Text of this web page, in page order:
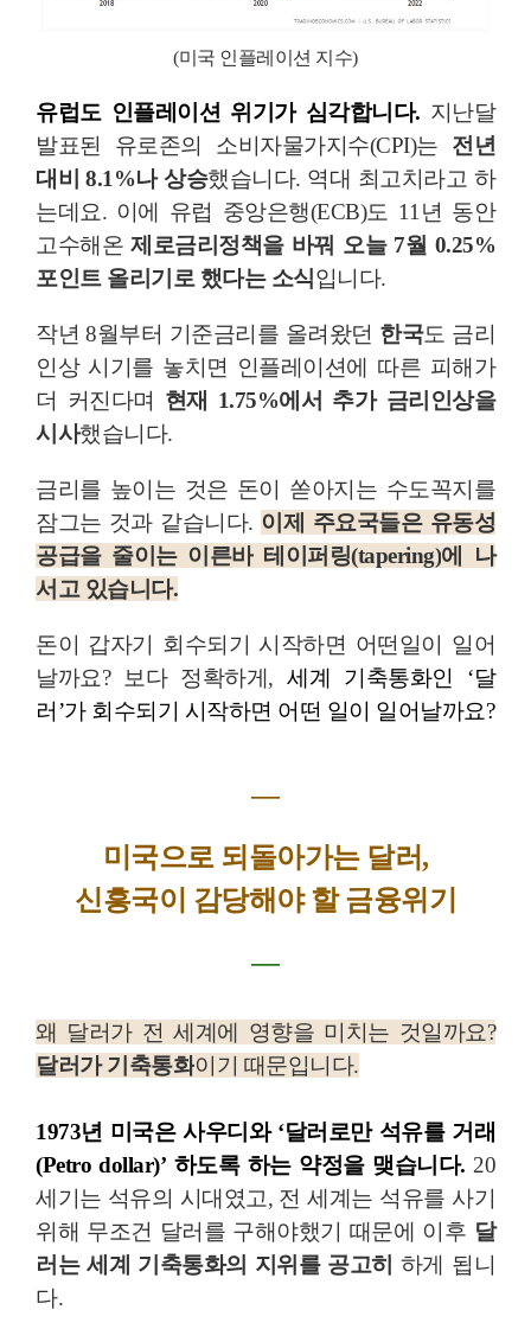
(미국 인플레이션 지수)
유럽도 인플레이션 위기가 심각합니다. 지난달
발표된 유로존의 소비자물가지수(CPI)는 전년
대비 8.1%나 상승했습니다. 역대 최고치라고 하
는데요. 이에 유럽 중앙은행(ECB)도 11년 동안
고수해온제로금리정책을 바꿔 오늘 7월 0.25%
포인트 올리기로 했다는 소식입니다.
작년 8월부터 기준금리를 올려왔던 한국도 금리
인상 시기를 놓치면 인플레이션에 따른 피해가
더 커진다며 현재 1.75%에서 추가 금리인상을
시사했습니다.
금리를 높이는 것은 돈이 쏟아지는 수도꼭지를
잠그는 것과 같습니다. 이제 주요국들은 유동성
공급을 줄이는이른바 테이퍼링(tapering)에 나
서고 있습니다.
돈이 갑자기 회수되기 시작하면 어떤일이 일어
날까요? 보다 정확하게,세계 기축통화인 ‘달
러’가 회수되기 시작하면 어떤 일이 일어날까요?
―
미국으로 되돌아가는 달러,
신흥국이 감당해야 할 금융위기
―
왜 달러가 전 세계에 영향을 미치는 것일까요?
달러가 기축통화이기 때문입니다.
1973년 미국은 사우디와 ‘달러로만 석유를 거래
(Petro dollar)’ 하도록 하는 약정을 맺습니다. 20
세기는 석유의 시대였고, 전 세계는 석유를 사기
위해 무조건 달러를 구해야했기 때문에 이후 달
러는 세계 기축통화의 지위를 공고히 하게 됩니
다.